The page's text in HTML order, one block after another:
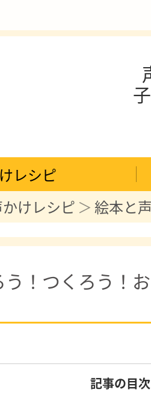
レシピ
けレシピ 絵本と
！つくろう！
記事の目次